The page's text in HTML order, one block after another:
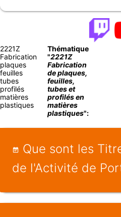
2221Z
Fabrication
plaques
feuilles
tubes
profilés
matières
plastiques
Thématique
"2221Z
Fabrication
de plaques,
feuilles,
tubes et
profilés en
matières
plastiques":
Que sont les
de l'Activité de